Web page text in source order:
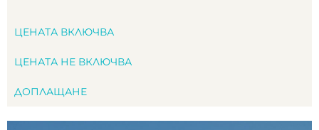
ЦЕНАТА ВКЛЮЧВА
ЦЕНАТА НЕ ВКЛЮЧВА
ДОПЛАЩАНЕ